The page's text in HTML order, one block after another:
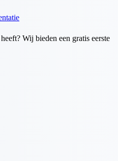
Wij bieden een gratis eerste